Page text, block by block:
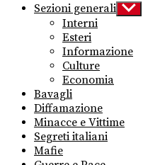
Sezioni generali Show
sub
Interni
Esteri
Informazione
Culture
Economia
Bavagli
Diffamazione
Minacce e Vittime
Segreti italiani
Mafie